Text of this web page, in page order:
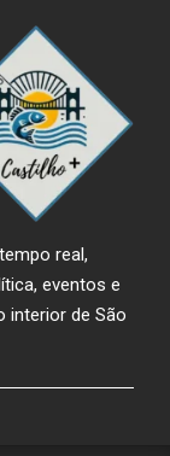
real,
eventos e
interior de São